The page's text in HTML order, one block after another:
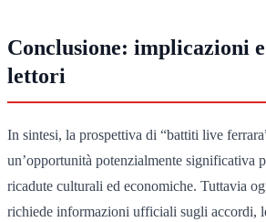
Conclusione: implicazioni
lettori
In sintesi, la prospettiva di “battiti live
un’opportunità potenzialmente significativa
ricadute culturali ed economiche. Tuttavia
richiede informazioni ufficiali sugli accordi,